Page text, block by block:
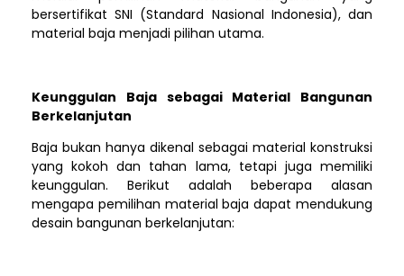
bersertifikat SNI (Standard Nasional Indonesia), dan
material baja menjadi pilihan utama.
Keunggulan Baja sebagai Material Bangunan
Berkelanjutan
Baja bukan hanya dikenal sebagai material konstruksi
yang kokoh dan tahan lama, tetapi juga memiliki
keunggulan. Berikut adalah beberapa alasan
mengapa pemilihan material baja dapat mendukung
desain bangunan berkelanjutan: